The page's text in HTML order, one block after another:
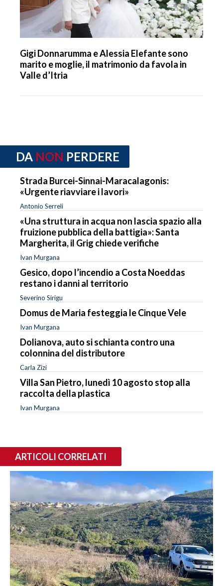
Gigi Donnarumma e Alessia Elefante sono
marito e moglie, il matrimonio da favola in
Valle d’Itria
DA NON PERDERE
Strada Burcei-Sinnai-Maracalagonis:
«Urgente riavviare i lavori»
Antonio Serreli
«Una struttura in acqua non lascia spazio alla
fruizione pubblica della battigia»: Santa
Margherita, il Grig chiede verifiche
Ivan Murgana
Gesico, dopo l’incendio a Costa Noeddas
restano i danni al territorio
Severino Sirigu
Domus de Maria festeggia le Cinque Vele
Ivan Murgana
Dolianova, auto si schianta contro una
colonnina del distributore
Carla Zizi
Villa San Pietro, lunedì 10 agosto stop alla
raccolta della plastica
Ivan Murgana
ARTICOLI CORRELATI